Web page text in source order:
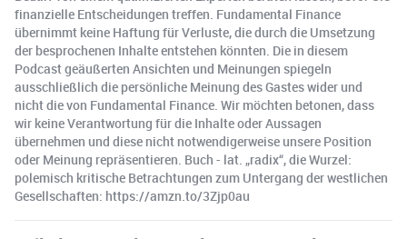
finanzielle Entscheidungen treffen. Fundamental Finance
übernimmt keine Haftung für Verluste, die durch die Umsetzung
der besprochenen Inhalte entstehen könnten. Die in diesem
Podcast geäußerten Ansichten und Meinungen spiegeln
ausschließlich die persönliche Meinung des Gastes wider und
nicht die von Fundamental Finance. Wir möchten betonen, dass
wir keine Verantwortung für die Inhalte oder Aussagen
übernehmen und diese nicht notwendigerweise unsere Position
oder Meinung repräsentieren. Buch - lat. „radix“, die Wurzel:
polemisch kritische Betrachtungen zum Untergang der westlichen
Gesellschaften: https://amzn.to/3Zjp0au